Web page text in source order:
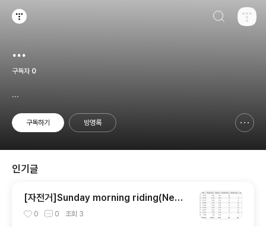
...
구독자 0
...
구독하기 방명록
인기글
[자전거]Sunday morning riding(New
Trier Township High School Northfie
0 0 조회 3